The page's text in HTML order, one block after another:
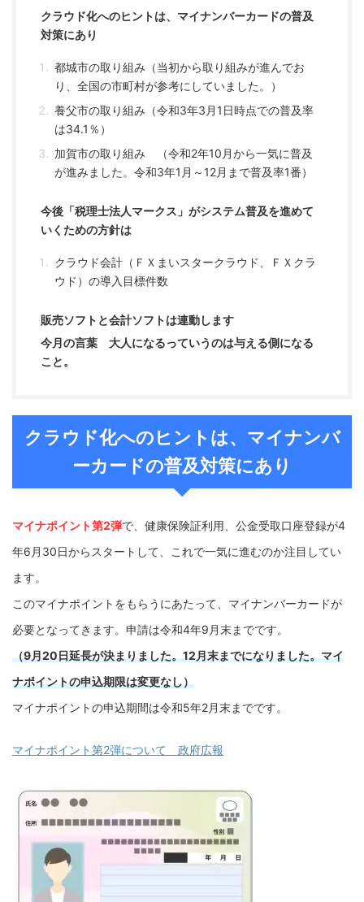
クラウド化へのヒントは、マイナンバーカードの普及
対策にあり
都城市の取り組み（当初から取り組みが進んでお
り、全国の市町村が参考にしていました。）
養父市の取り組み（令和3年3月1日時点での普及率
は34.1％）
加賀市の取り組み （令和2年10月から一気に普及
が進みました。令和3年1月～12月まで普及率1番）
今後「税理士法人マークス」がシステム普及を進めて
いくための方針は
クラウド会計（ＦＸまいスタークラウド、ＦＸクラ
ウド）の導入目標件数
販売ソフトと会計ソフトは連動します
今月の言葉 大人になるっていうのは与える側になる
こと。
クラウド化へのヒントは、マイナンバ
ーカードの普及対策にあり
マイナポイント第2弾で、健康保険証利用、公金受取口座登録が4
年6月30日からスタートして、これで一気に進むのか注目してい
ます。
このマイナポイントをもらうにあたって、マイナンバーカードが
必要となってきます。申請は令和4年9月末までです。
（9月20日延長が決まりました。12月末までになりました。マイ
ナポイントの申込期限は変更なし）
マイナポイントの申込期間は令和5年2月末までです。
マイナポイント第2弾について 政府広報